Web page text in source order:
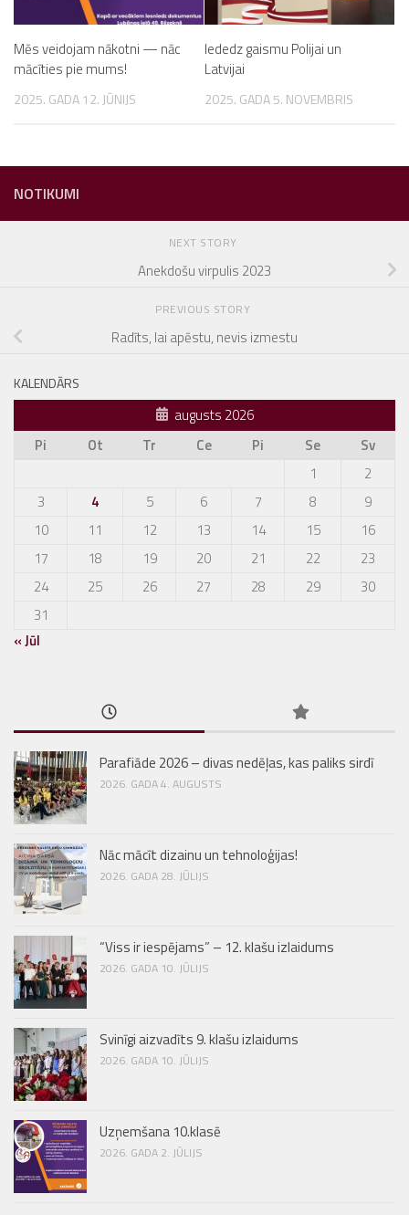
Mēs veidojam nākotni — nāc
mācīties pie mums!
2025. GADA 12. JŪNIJS
Iededz gaismu Polijai un
Latvijai
2025. GADA 5. NOVEMBRIS
NOTIKUMI
NEXT STORY
Anekdošu virpulis 2023
PREVIOUS STORY
Radīts, lai apēstu, nevis izmestu
KALENDĀRS
augusts 2026
Pi
Ot Tr Ce Pi Se
Sv
1
2
3
4 5 6 7 8
9
10
11 12 13 14 15
16
17
18 19 20 21 22
23
24
25 26 27 28 29
30
31
« Jūl
Parafiāde 2026 – divas nedēļas, kas paliks sirdī
2026. GADA 4. AUGUSTS
Nāc mācīt dizainu un tehnoloģijas!
2026. GADA 28. JŪLIJS
“Viss ir iespējams” – 12. klašu izlaidums
2026. GADA 10. JŪLIJS
Svinīgi aizvadīts 9. klašu izlaidums
2026. GADA 10. JŪLIJS
Uzņemšana 10.klasē
2026. GADA 2. JŪLIJS